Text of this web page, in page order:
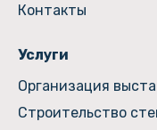
Контакты
Услуги
Организация
Строительство